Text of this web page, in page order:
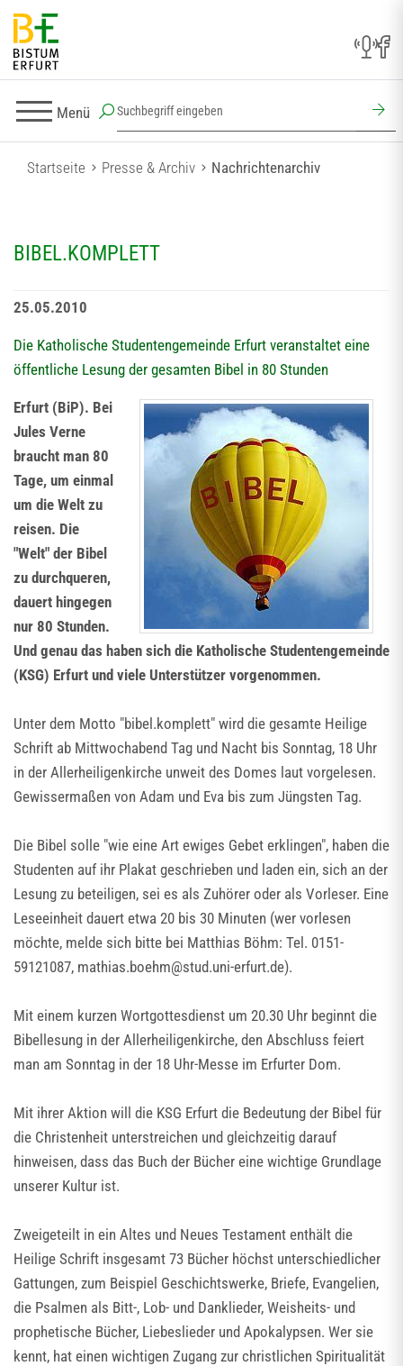
Menü
Startseite Presse & Archiv Nachrichtenarchiv
BIBEL.KOMPLETT
25.05.2010
Die Katholische Studentengemeinde Erfurt veranstaltet eine
öffentliche Lesung der gesamten Bibel in 80 Stunden
Erfurt (BiP). Bei
Jules Verne
braucht man 80
Tage, um einmal
um die Welt zu
reisen. Die
"Welt" der Bibel
zu durchqueren,
dauert hingegen
nur 80 Stunden.
Und genau das haben sich die Katholische Studentengemeinde
(KSG) Erfurt und viele Unterstützer vorgenommen.
Unter dem Motto "bibel.komplett" wird die gesamte Heilige
Schrift ab Mittwochabend Tag und Nacht bis Sonntag, 18 Uhr
in der Allerheiligenkirche unweit des Domes laut vorgelesen.
Gewissermaßen von Adam und Eva bis zum Jüngsten Tag.
Die Bibel solle "wie eine Art ewiges Gebet erklingen", haben die
Studenten auf ihr Plakat geschrieben und laden ein, sich an der
Lesung zu beteiligen, sei es als Zuhörer oder als Vorleser. Eine
Leseeinheit dauert etwa 20 bis 30 Minuten (wer vorlesen
möchte, melde sich bitte bei Matthias Böhm: Tel. 0151-
59121087, mathias.boehm@stud.uni-erfurt.de).
Mit einem kurzen Wortgottesdienst um 20.30 Uhr beginnt die
Bibellesung in der Allerheiligenkirche, den Abschluss feiert
man am Sonntag in der 18 Uhr-Messe im Erfurter Dom.
Mit ihrer Aktion will die KSG Erfurt die Bedeutung der Bibel für
die Christenheit unterstreichen und gleichzeitig darauf
hinweisen, dass das Buch der Bücher eine wichtige Grundlage
unserer Kultur ist.
Zweigeteilt in ein Altes und Neues Testament enthält die
Heilige Schrift insgesamt 73 Bücher höchst unterschiedlicher
Gattungen, zum Beispiel Geschichtswerke, Briefe, Evangelien,
die Psalmen als Bitt-, Lob- und Danklieder, Weisheits- und
prophetische Bücher, Liebeslieder und Apokalypsen. Wer sie
kennt, hat einen wichtigen Zugang zur christlichen Spiritualität